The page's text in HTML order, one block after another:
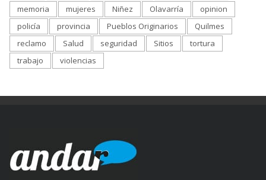
memoria
mujeres Niñez Olavarría
opinion
policía
provincia Pueblos Originarios
Quilmes
reclamo
Salud seguridad Sitios
tortura
trabajo
violencias